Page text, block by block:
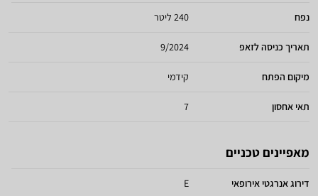
נפח 240 ליטר
תאריך כניסה לזאפ 9/2024
מיקום הפתח קידמי
תאי אחסון 7
מאפיינים טכניים
דירוג אנרגטי אירופאי E